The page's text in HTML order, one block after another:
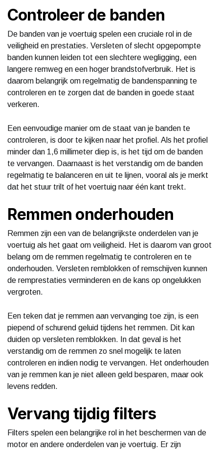
Controleer de banden
De banden van je voertuig spelen een cruciale rol in de
veiligheid en prestaties. Versleten of slecht opgepompte
banden kunnen leiden tot een slechtere wegligging, een
langere remweg en een hoger brandstofverbruik. Het is
daarom belangrijk om regelmatig de bandenspanning te
controleren en te zorgen dat de banden in goede staat
verkeren.
Een eenvoudige manier om de staat van je banden te
controleren, is door te kijken naar het profiel. Als het profiel
minder dan 1,6 millimeter diep is, is het tijd om de banden
te vervangen. Daarnaast is het verstandig om de banden
regelmatig te balanceren en uit te lijnen, vooral als je merkt
dat het stuur trilt of het voertuig naar één kant trekt.
Remmen onderhouden
Remmen zijn een van de belangrijkste onderdelen van je
voertuig als het gaat om veiligheid. Het is daarom van groot
belang om de remmen regelmatig te controleren en te
onderhouden. Versleten remblokken of remschijven kunnen
de remprestaties verminderen en de kans op ongelukken
vergroten.
Een teken dat je remmen aan vervanging toe zijn, is een
piepend of schurend geluid tijdens het remmen. Dit kan
duiden op versleten remblokken. In dat geval is het
verstandig om de remmen zo snel mogelijk te laten
controleren en indien nodig te vervangen. Het onderhouden
van je remmen kan je niet alleen geld besparen, maar ook
levens redden.
Vervang tijdig filters
Filters spelen een belangrijke rol in het beschermen van de
motor en andere onderdelen van je voertuig. Er zijn